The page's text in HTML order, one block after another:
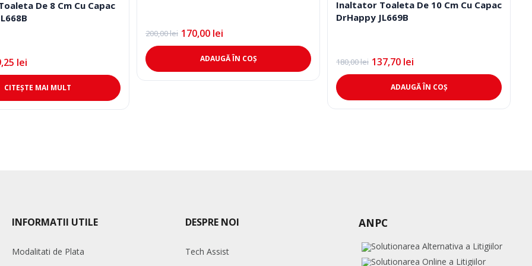
De 8 Cm Cu Capac
lei
CITEȘTE MAI MULT
200,00lei
Prețul
inițial
a
fost:
200,00 lei.
170,00 lei
Prețul
curent
este:
170,00 lei.
ADAUGĂ ÎN COȘ
Inaltator Toaleta De 10 Cm Cu Capac
DrHappy JL669B
180,00lei
Prețul
inițial
a
fost:
180,00 lei.
137,70 lei
Prețul
curent
este:
137,70 lei.
ADAUGĂ ÎN COȘ
INFORMATII UTILE
Modalitati de Plata
DESPRE NOI
Tech Assist
ANPC